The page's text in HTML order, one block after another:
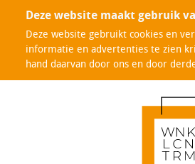
Deze website maakt gebruik
Deze website gebruikt cookies en
informatie en advertenties te zien
hand daarvan door ons en door